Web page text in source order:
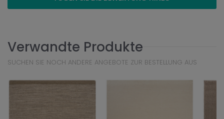
Verwandte Produkte
SUCHEN SIE NOCH ANDERE ANGEBOTE ZUR BESTELLUNG AUS